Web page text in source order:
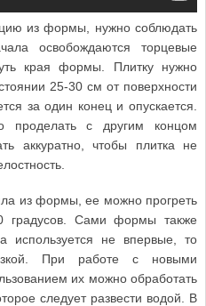
из формы, нужно соблюдать
освобождаются торцевые
края формы. Плитку нужно
25-30 см от поверхности
за один конец и опускается.
проделать с другим концом
аккуратно, чтобы плитка не
из формы, ее можно прогреть
градусов. Сами формы также
используется не впервые, то
При работе с новыми
их можно обработать
следует развести водой. В